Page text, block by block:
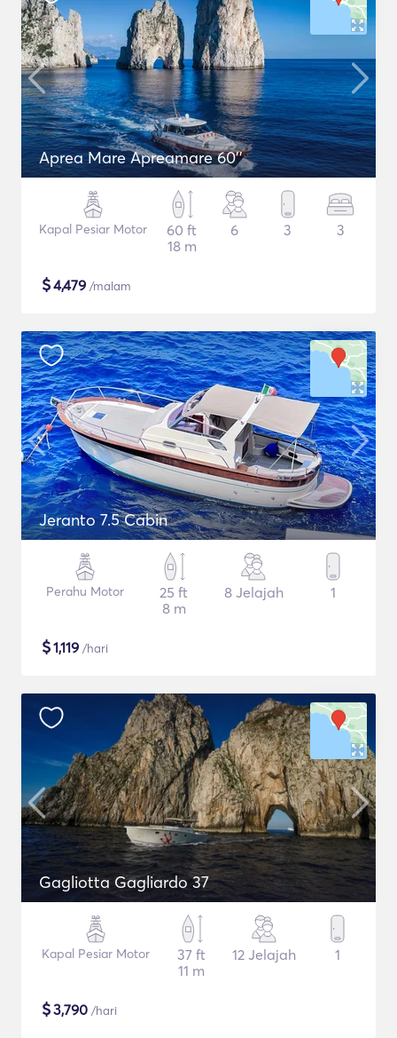
Aprea Mare Apreamare 60''
Kapal Pesiar Motor
60 ft
18 m
6 3 3
$4,479 /malam
Jeranto 7.5 Cabin
Perahu Motor
25 ft
8 m
8 Jelajah 1
$1,119 /hari
Gagliotta Gagliardo 37
Kapal Pesiar Motor
37 ft
11 m
12 Jelajah 1
$3,790 /hari